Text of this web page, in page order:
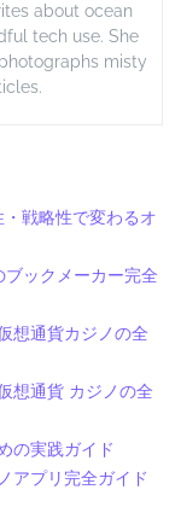
about ocean
tech use. She
misty
戦略性で変わるオ
ブックメーカー完全
想通貨カジノの全
想通貨 カジノの全
の実践ガイド
アプリ完全ガイド